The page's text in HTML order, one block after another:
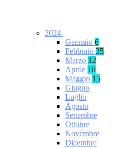
2024
Gennaio 6
Febbraio 35
Marzo 12
Aprile 10
Maggio 15
Giugno
Luglio
Agosto
Settembre
Ottobre
Novembre
Dicembre